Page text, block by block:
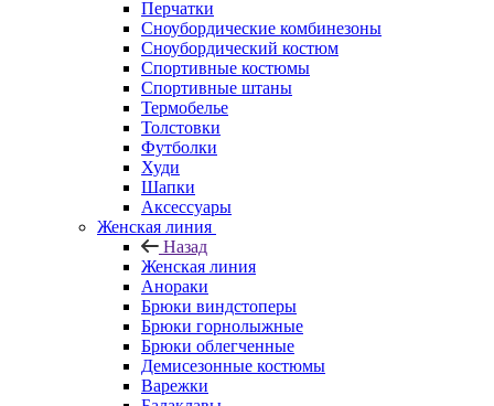
Перчатки
Сноубордические комбинезоны
Сноубордический костюм
Спортивные костюмы
Спортивные штаны
Термобелье
Толстовки
Футболки
Худи
Шапки
Аксессуары
Женская линия
Назад
Женская линия
Анораки
Брюки виндстоперы
Брюки горнолыжные
Брюки облегченные
Демисезонные костюмы
Варежки